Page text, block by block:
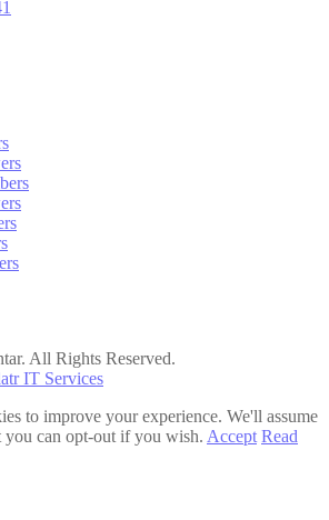
All Rights Reserved.
IT Services
to improve your experience. We'll assume
can opt-out if you wish. Accept Read